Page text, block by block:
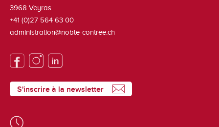
3968 Veyras
+41 (0)27 564 63 00
administration@noble-contree.ch
S'inscrire à la newsletter